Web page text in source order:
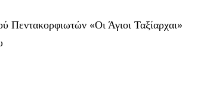
Πεντακορφιωτών «Οι Άγιοι Ταξίαρχαι»